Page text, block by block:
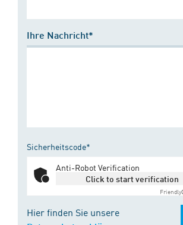
Ihre Nachricht*
Sicherheitscode*
Anti-Robot Verification
Click to start verification
Friendly
Hier finden Sie unsere